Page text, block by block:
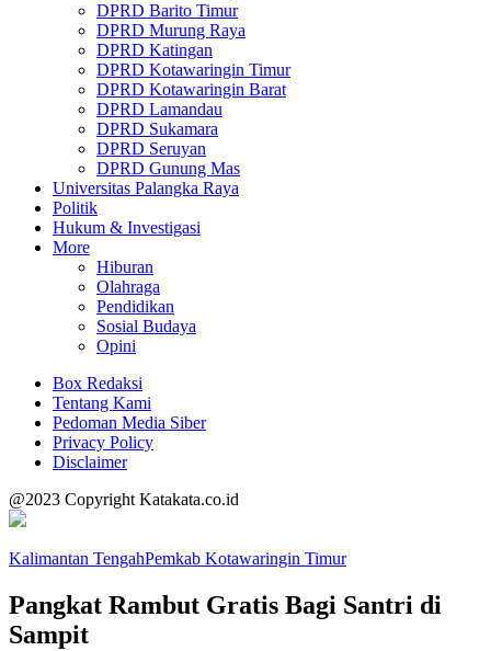
DPRD Barito Timur
DPRD Murung Raya
DPRD Katingan
DPRD Kotawaringin Timur
DPRD Kotawaringin Barat
DPRD Lamandau
DPRD Sukamara
DPRD Seruyan
DPRD Gunung Mas
Universitas Palangka Raya
Politik
Hukum & Investigasi
More
Hiburan
Olahraga
Pendidikan
Sosial Budaya
Opini
Box Redaksi
Tentang Kami
Pedoman Media Siber
Privacy Policy
Disclaimer
@2023 Copyright Katakata.co.id
Kalimantan TengahPemkab Kotawaringin Timur
Pangkat Rambut Gratis Bagi Santri di
Sampit